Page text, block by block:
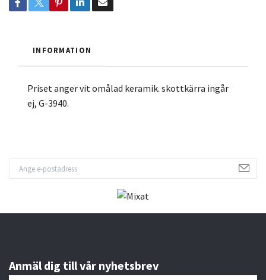
INFORMATION
Priset anger vit omålad keramik. skottkärra ingår
ej, G-3940.
Anmäl dig till vår nyhetsbrev